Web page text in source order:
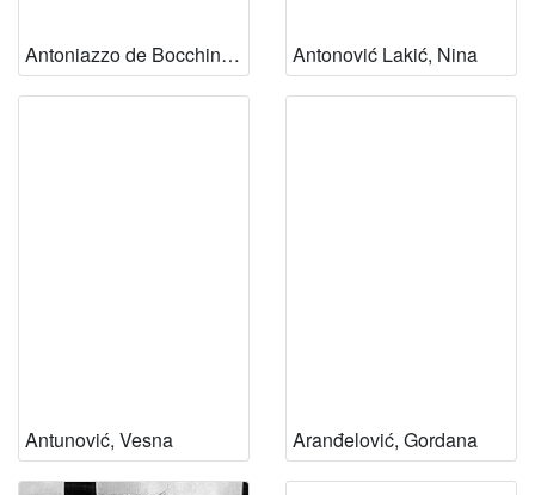
Antoniazzo de Bocchina, Anita Antonović Lakić, Nina
Antunović, Vesna Aranđelović, Gordana